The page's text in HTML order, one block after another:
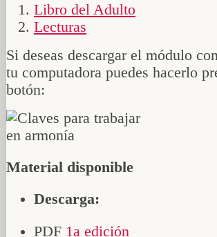
Libro del Adulto
Lecturas
Si deseas descargar el módulo
tu computadora puedes hacerlo
botón:
Material disponible
Descarga:
PDF 1a edición